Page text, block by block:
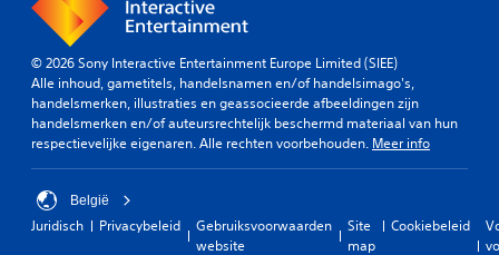
© 2026 Sony Interactive Entertainment Europe Limited (SIEE)
Alle inhoud, gametitels, handelsnamen en/of handelsimago's,
handelsmerken, illustraties en geassocieerde afbeeldingen zijn
handelsmerken en/of auteursrechtelijk beschermd materiaal van hun
respectievelijke eigenaren. Alle rechten voorbehouden. Meer info
België
Juridisch Privacybeleid
Gebruiksvoorwaarden
website
Site
map
Cookiebeleid